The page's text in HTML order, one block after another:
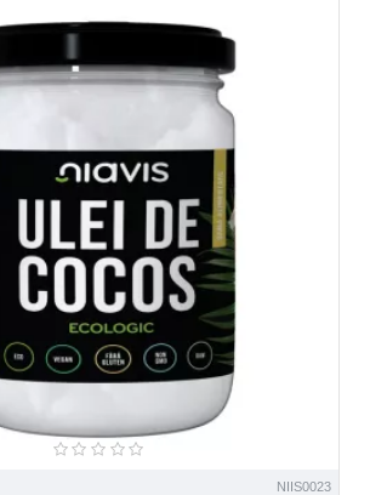
NIIS0023